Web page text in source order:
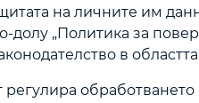
на личните им
„Политика за
в